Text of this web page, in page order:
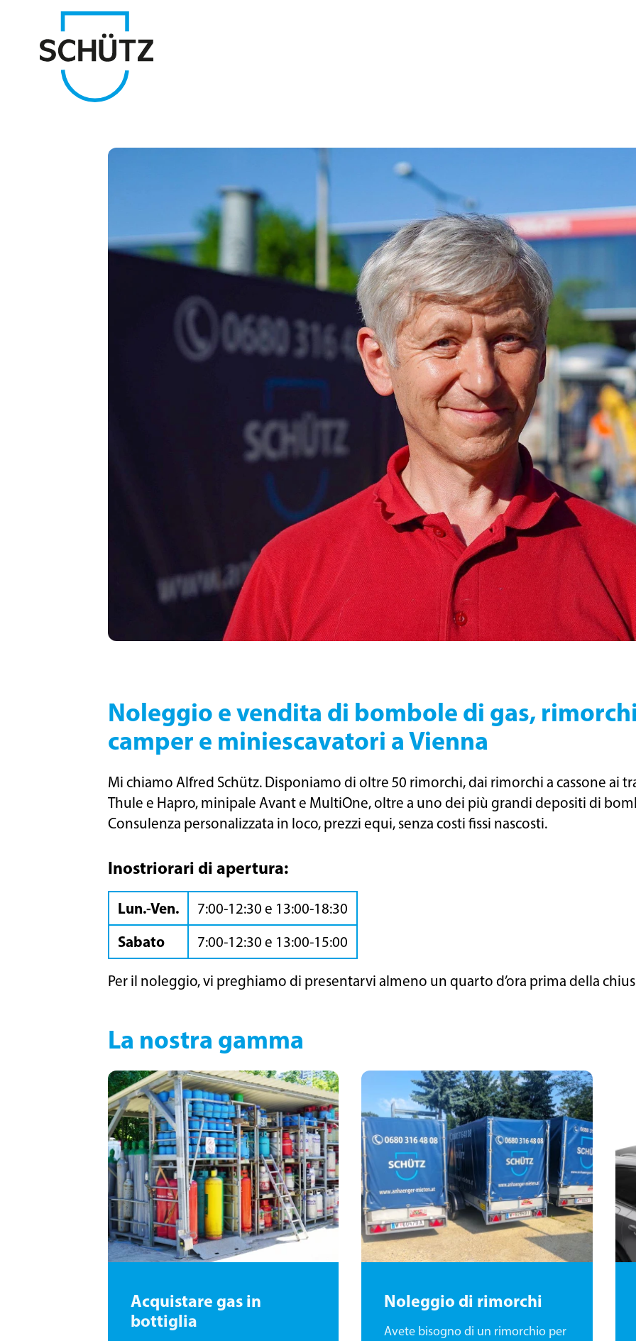
Noleggio e vendita di bombole di gas,
camper e miniescavatori a Vienna
Mi chiamo Alfred Schütz. Disponiamo di oltre 50 rimorchi, dai rimorchi a cassone ai
Thule e Hapro, minipale Avant e MultiOne, oltre a uno dei più grandi depositi di
Consulenza personalizzata in loco, prezzi equi, senza costi fissi nascosti.
Inostriorari di apertura:
Lun.-Ven. 7:00-12:30 e 13:00-18:30
Sabato 7:00-12:30 e 13:00-15:00
Per il noleggio, vi preghiamo di presentarvi almeno un quarto d’ora prima della
La nostra gamma
Acquistare gas in
bottiglia
Noleggio di rimorchi
Avete bisogno di un rimorchio per